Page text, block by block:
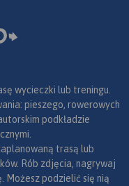
wycieczki lub treningu.
pieszego, rowerowych
podkładzie
trasą lub
Rób zdjęcia, nagrywaj
Możesz podzielić się nią